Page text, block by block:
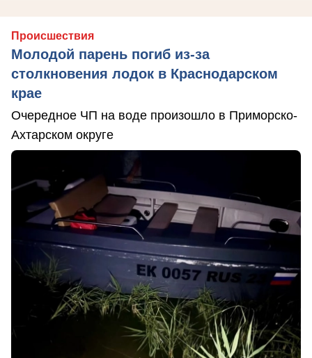
Происшествия
Молодой парень погиб из-за
столкновения лодок в Краснодарском
крае
Очередное ЧП на воде произошло в Приморско-
Ахтарском округе